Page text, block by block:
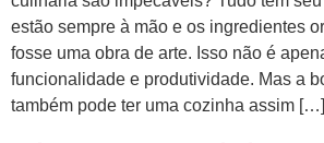
estão sempre à mão e os ingredientes
fosse uma obra de arte. Isso não é
funcionalidade e produtividade. Mas a
também pode ter uma cozinha assim […]